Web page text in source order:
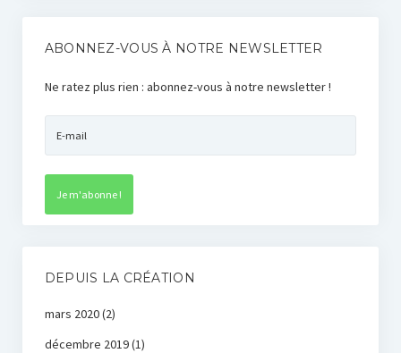
ABONNEZ-VOUS À NOTRE NEWSLETTER
Ne ratez plus rien : abonnez-vous à notre newsletter !
DEPUIS LA CRÉATION
mars 2020(2)
décembre 2019(1)